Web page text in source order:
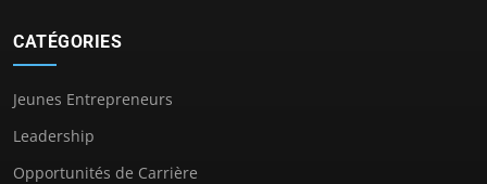
CATÉGORIES
Jeunes Entrepreneurs
Leadership
Opportunités de Carrière